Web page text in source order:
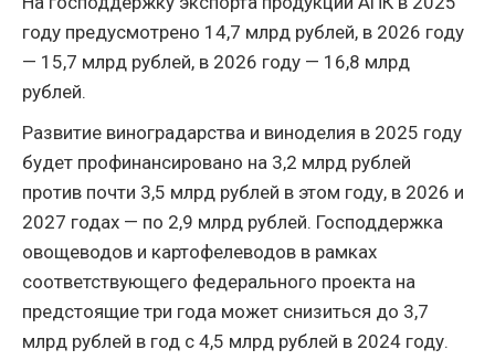
году предусмотрено 14,7 млрд рублей, в 2026 году
— 15,7 млрд рублей, в 2026 году — 16,8 млрд
рублей.
Развитие виноградарства и виноделия в 2025 году
будет профинансировано на 3,2 млрд рублей
против почти 3,5 млрд рублей в этом году, в 2026 и
2027 годах — по 2,9 млрд рублей. Господдержка
овощеводов и картофелеводов в рамках
соответствующего федерального проекта на
предстоящие три года может снизиться до 3,7
млрд рублей в год с 4,5 млрд рублей в 2024 году.